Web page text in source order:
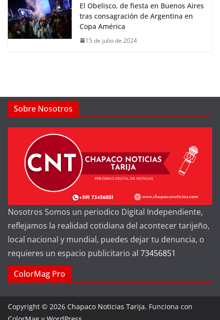
El Obelisco, de fiesta en Buenos Aires
tras consagración de Argentina en
Copa América
15 de julio de 2024
Sobre Nosotros
Nosotros Somos un periodico Digital Independiente,
reflejamos la realidad cotidiana del acontecer tarijeño,
local nacional y mundial, puedes dejar tu denuncia, o
requieres un espacio publicitario al 73456851
ColorMag Pro
Copyright © 2026 Chapaco Noticias Tarija. Funciona con